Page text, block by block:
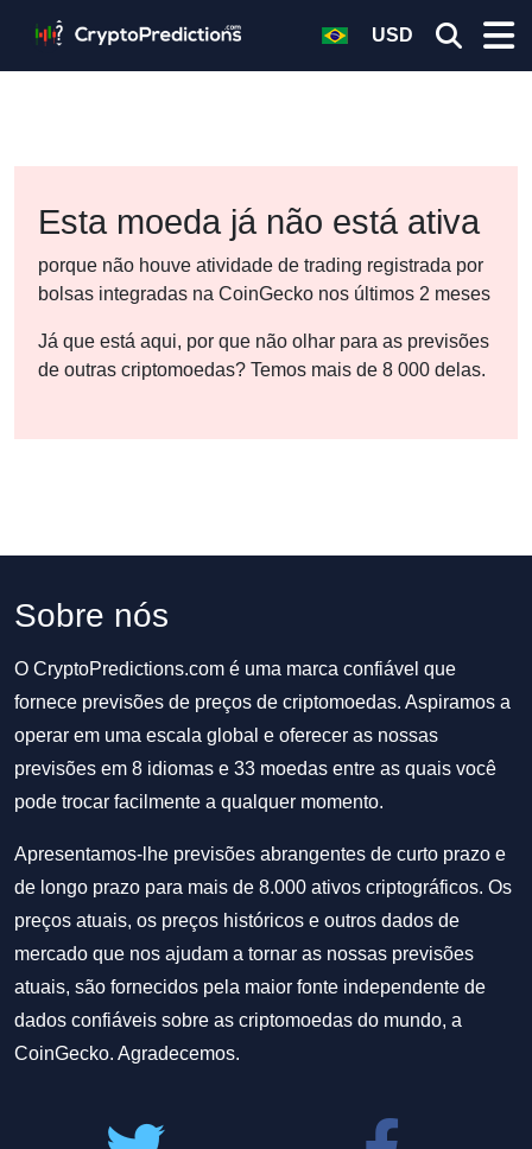
USD
Esta moeda já não está ativa
porque não houve atividade de trading registrada por
bolsas integradas na CoinGecko nos últimos 2 meses
Já que está aqui, por que não olhar para as previsões
de outras criptomoedas? Temos mais de 8 000 delas.
Sobre nós
O CryptoPredictions.com é uma marca confiável que
fornece previsões de preços de criptomoedas. Aspiramos a
operar em uma escala global e oferecer as nossas
previsões em 8 idiomas e 33 moedas entre as quais você
pode trocar facilmente a qualquer momento.
Apresentamos-lhe previsões abrangentes de curto prazo e
de longo prazo para mais de 8.000 ativos criptográficos. Os
preços atuais, os preços históricos e outros dados de
mercado que nos ajudam a tornar as nossas previsões
atuais, são fornecidos pela maior fonte independente de
dados confiáveis sobre as criptomoedas do mundo, a
CoinGecko. Agradecemos.